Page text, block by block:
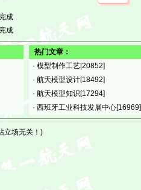
成
成
热门文章：
· 模型制作工艺[20852]
· 航天模型设计[18492]
· 航天模型知识[17294]
· 西班牙工业科技发展中心[16969]
立场无关！)